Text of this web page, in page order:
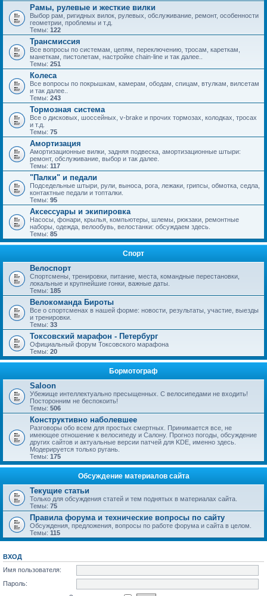
Рамы, рулевые и жесткие вилки
Выбор рам, ригидных вилок, рулевых, обслуживание, ремонт, особенности
геометрии, проблемы и т.д.
Темы: 122
Трансмиссия
Все вопросы по системам, цепям, переключению, тросам, кареткам,
манеткам, пистолетам, настройке chain-line и так далее..
Темы: 251
Колеса
Все вопросы по покрышкам, камерам, ободам, спицам, втулкам, вилсетам
и так далее..
Темы: 243
Тормозная система
Все о дисковых, шоссейных, v-brake и прочих тормозах, колодках, тросах
и т.д.
Темы: 75
Амортизация
Амортизационные вилки, задняя подвеска, амортизационные штыри:
ремонт, обслуживание, выбор и так далее.
Темы: 117
"Палки" и педали
Подседельные штыри, рули, выноса, рога, лежаки, грипсы, обмотка, седла,
контактные педали и топталки.
Темы: 95
Аксессуары и экипировка
Насосы, фонари, крылья, компьютеры, шлемы, рюкзаки, ремонтные
наборы, одежда, велообувь, велостанки: обсуждаем здесь.
Темы: 85
Спорт
Велоспорт
Спортсмены, тренировки, питание, места, командные перестановки,
локальные и крупнейшие гонки, важные даты.
Темы: 185
Велокоманда Бироты
Все о спортсменах в нашей форме: новости, результаты, участие, выезды
и тренировки.
Темы: 33
Токсовский марафон - Петербург
Официальный форум Токсовского марафона
Темы: 20
Бормотограф
Saloon
Убежище интеллектуально пресыщенных. С велосипедами не входить!
Посторонним не беспокоить!
Темы: 506
Конструктивно наболевшее
Разговоры обо всем для простых смертных. Принимается все, не
имеющее отношение к велосипеду и Салону. Прогноз погоды, обсуждение
других сайтов и актуальные версии патчей для KDE, именно здесь.
Модерируется только ругань.
Темы: 175
Обсуждение материалов сайта
Текущие статьи
Только для обсуждения статей и тем поднятых в материалах сайта.
Темы: 75
Правила форума и технические вопросы по сайту
Обсуждения, предложения, вопросы по работе форума и сайта в целом.
Темы: 115
ВХОД
Имя пользователя:
Пароль: